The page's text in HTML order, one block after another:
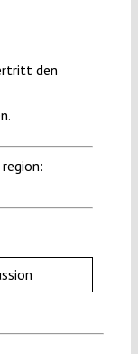
den